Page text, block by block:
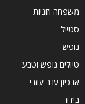
משפחה וזוגיות
סטייל
נופש
טיולים נופש וטבע
ארכיון ענר עוזרי
בידור